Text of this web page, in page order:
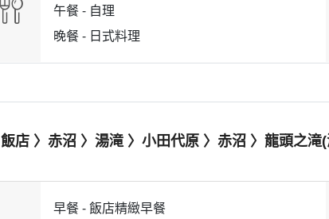
午餐 - 自理
晚餐 - 日式料理
飯店 〉赤沼 〉湯滝 〉小田代原 〉赤沼 〉龍頭之
早餐 -飯店精緻早餐